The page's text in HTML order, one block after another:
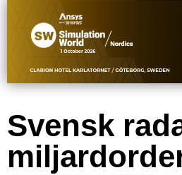
Svensk